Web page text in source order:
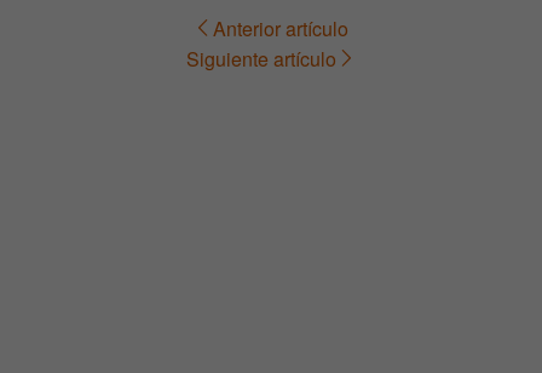
Navegación Anterior artículo
Siguiente artículo